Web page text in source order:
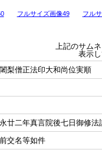
フルサイズ画像49 フル
上記のサム
表示
梨僧正法印大和尚位実順
廿二年真言院後七日御修法
交名等如件